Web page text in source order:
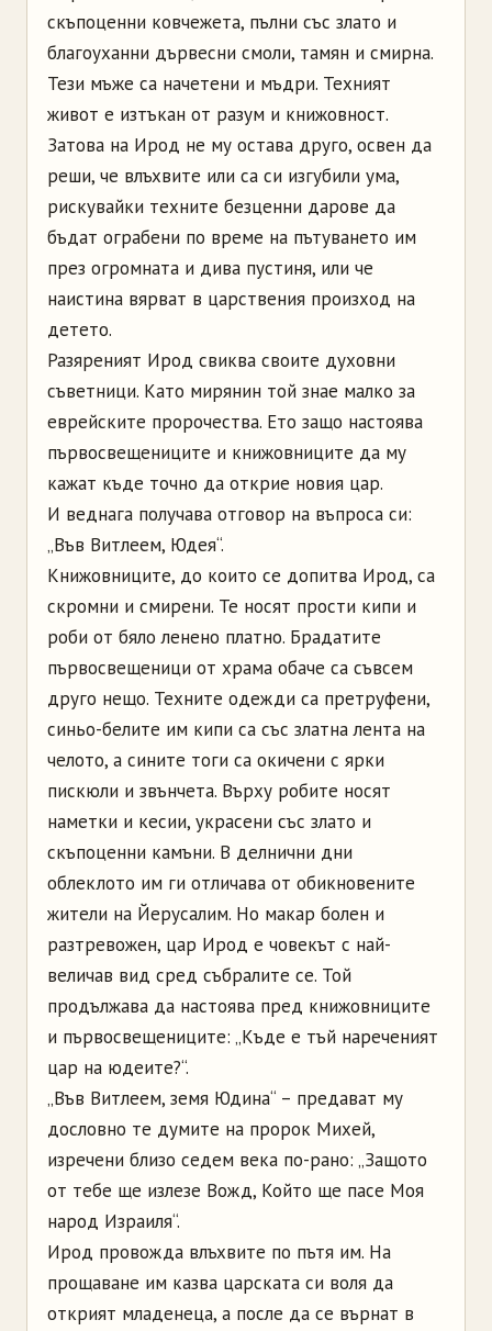
скъпоценни ковчежета, пълни със злато и
благоуханни дървесни смоли, тамян и смирна.
Тези мъже са начетени и мъдри. Техният
живот е изтъкан от разум и книжовност.
Затова на Ирод не му остава друго, освен да
реши, че влъхвите или са си изгубили ума,
рискувайки техните безценни дарове да
бъдат ограбени по време на пътуването им
през огромната и дива пустиня, или че
наистина вярват в царствения произход на
детето.
Разяреният Ирод свиква своите духовни
съветници. Като мирянин той знае малко за
еврейските пророчества. Ето защо настоява
първосвещениците и книжовниците да му
кажат къде точно да открие новия цар.
И веднага получава отговор на въпроса си:
„Във Витлеем, Юдея“.
Книжовниците, до които се допитва Ирод, са
скромни и смирени. Те носят прости кипи и
роби от бяло ленено платно. Брадатите
първосвещеници от храма обаче са съвсем
друго нещо. Техните одежди са претруфени,
синьо-белите им кипи са със златна лента на
челото, а сините тоги са окичени с ярки
пискюли и звънчета. Върху робите носят
наметки и кесии, украсени със злато и
скъпоценни камъни. В делнични дни
облеклото им ги отличава от обикновените
жители на Йерусалим. Но макар болен и
разтревожен, цар Ирод е човекът с най-
величав вид сред събралите се. Той
продължава да настоява пред книжовниците
и първосвещениците: „Къде е тъй нареченият
цар на юдеите?“.
„Във Витлеем, земя Юдина“ – предават му
дословно те думите на пророк Михей,
изречени близо седем века по-рано: „Защото
от тебе ще излезе Вожд, Който ще пасе Моя
народ Израиля“.
Ирод провожда влъхвите по пътя им. На
прощаване им казва царската си воля да
открият младенеца, а после да се върнат в